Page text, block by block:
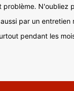
problème. N'oubliez
par un entretien
pendant les